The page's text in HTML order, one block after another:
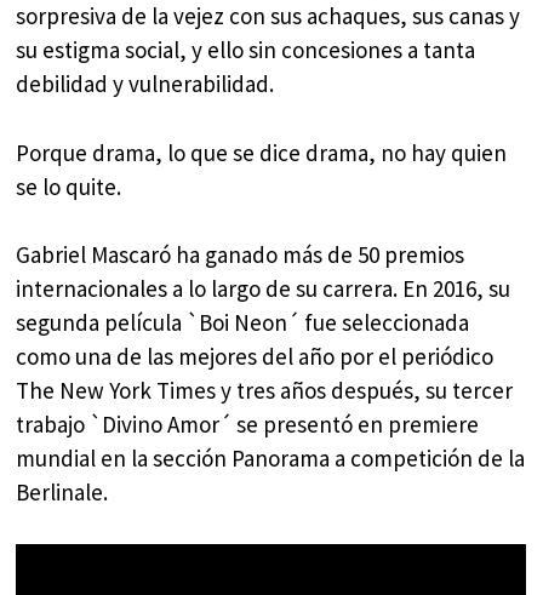
sorpresiva de la vejez con sus achaques, sus canas y
su estigma social, y ello sin concesiones a tanta
debilidad y vulnerabilidad.
Porque drama, lo que se dice drama, no hay quien
se lo quite.
Gabriel Mascaró ha ganado más de 50 premios
internacionales a lo largo de su carrera. En 2016, su
segunda película `Boi Neon´ fue seleccionada
como una de las mejores del año por el periódico
The New York Times y tres años después, su tercer
trabajo `Divino Amor´ se presentó en premiere
mundial en la sección Panorama a competición de la
Berlinale.